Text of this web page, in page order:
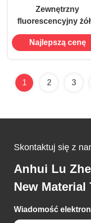
Zewnętrzny
fluorescencyjny
odblaskowy trwały
odporny na
Najlepszą cenę
1 2 3
Skontaktuj się z
Anhui Lu
New
Wiadomość